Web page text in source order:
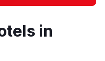
in